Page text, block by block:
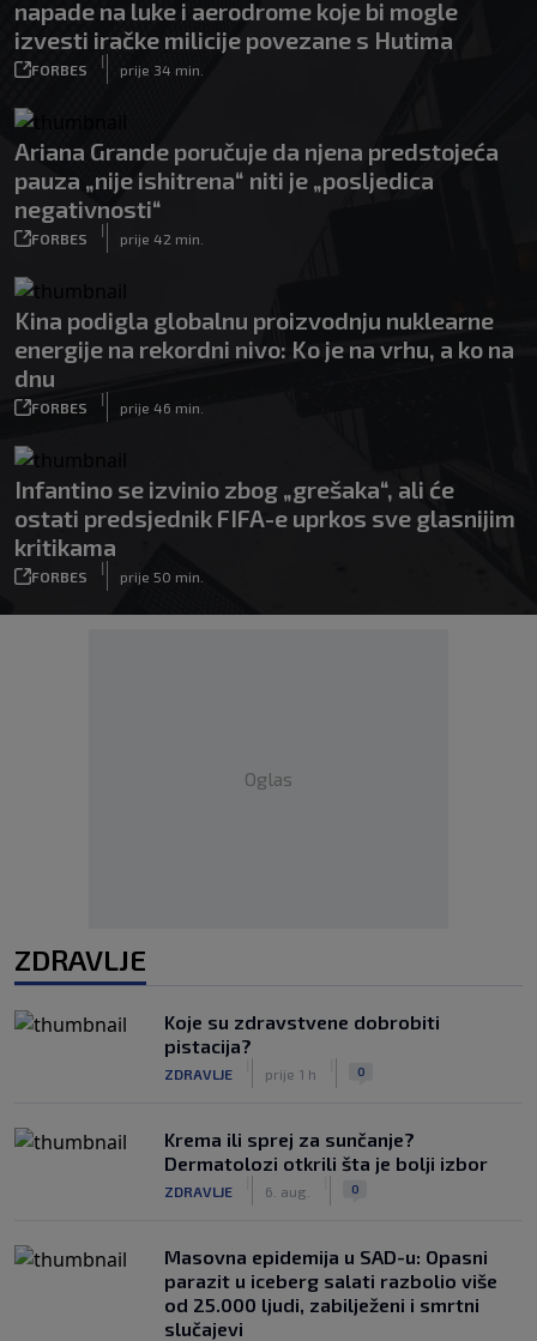
napade na luke i aerodrome koje bi mogle
izvesti iračke milicije povezane s Hutima
FORBES
|
prije 34 min.
Ariana Grande poručuje da njena predstojeća
pauza „nije ishitrena“ niti je „posljedica
negativnosti“
FORBES
|
prije 42 min.
Kina podigla globalnu proizvodnju nuklearne
energije na rekordni nivo: Ko je na vrhu, a ko na
dnu
FORBES
|
prije 46 min.
Infantino se izvinio zbog „grešaka“, ali će
ostati predsjednik FIFA-e uprkos sve glasnijim
kritikama
FORBES
|
prije 50 min.
Oglas
ZDRAVLJE
Koje su zdravstvene dobrobiti
pistacija?
ZDRAVLJE prije 1 h 0
Krema ili sprej za sunčanje?
Dermatolozi otkrili šta je bolji izbor
ZDRAVLJE 6. aug. 0
Masovna epidemija u SAD-u: Opasni
parazit u iceberg salati razbolio više
od 25.000 ljudi, zabilježeni i smrtni
slučajevi